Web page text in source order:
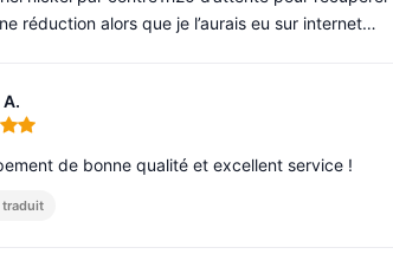
réduction alors que je l’aurais eu sur internet…
sur 5
de bonne qualité et excellent service !
traduit